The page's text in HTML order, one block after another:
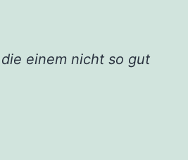
einem nicht so gut